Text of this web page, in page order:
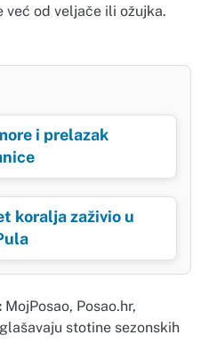
već od veljače ili ožujka.
i prelazak
koralja zaživio u
MojPosao, Posao.hr,
stotine sezonskih